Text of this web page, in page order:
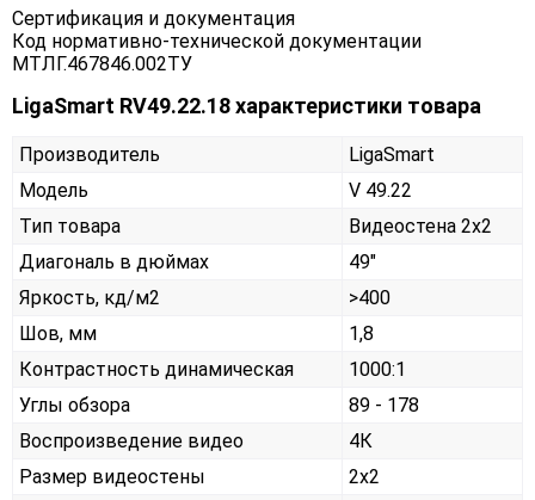
Сертификация и документация
Код нормативно-технической документации
МТЛГ.467846.002ТУ
LigaSmart RV49.22.18 характеристики товара
Производитель
LigaSmart
Модель
V 49.22
Тип товара
Видеостена 2х2
Диагональ в дюймах
49"
Яркость, кд/м2
>400
Шов, мм
1,8
Контрастность динамическая
1000:1
Углы обзора
89 - 178
Воспроизведение видео
4К
Размер видеостены
2x2